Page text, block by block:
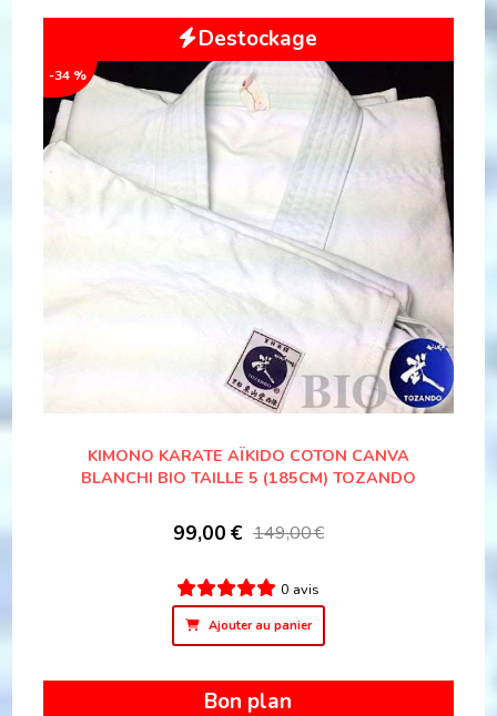
Destockage
-34 %
KIMONO KARATE AÏKIDO COTON CANVA
BLANCHI BIO TAILLE 5 (185CM) TOZANDO
99,00 € 149,00€
0 avis
Ajouter au panier
Bon plan